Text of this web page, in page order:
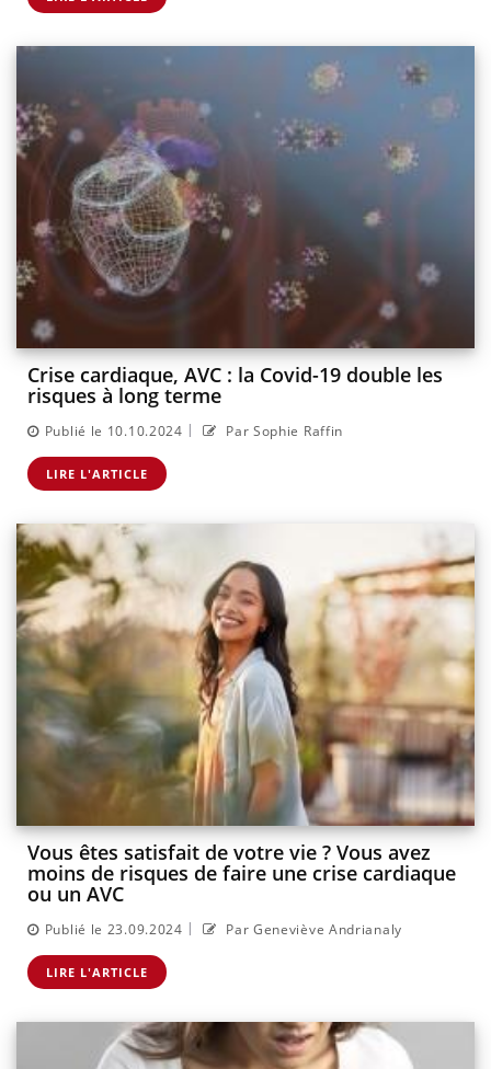
Crise cardiaque, AVC : la Covid-19 double les
risques à long terme
Publié le 10.10.2024 | Par Sophie Raffin
LIRE L'ARTICLE
Vous êtes satisfait de votre vie ? Vous avez
moins de risques de faire une crise cardiaque
ou un AVC
Publié le 23.09.2024 | Par Geneviève Andrianaly
LIRE L'ARTICLE